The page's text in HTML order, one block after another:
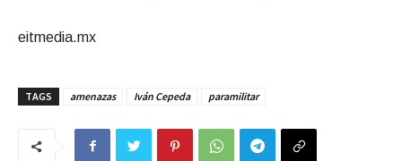
eitmedia.mx
TAGS amenazas Iván Cepeda paramilitar